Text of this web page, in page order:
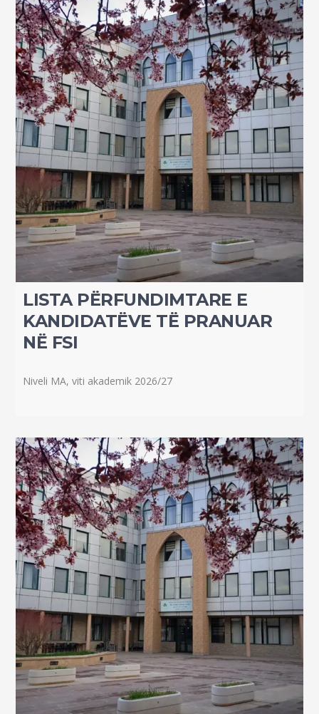
LISTA PËRFUNDIMTARE E
KANDIDATËVE TË PRANUAR
NË FSI
Niveli MA, viti akademik 2026/27